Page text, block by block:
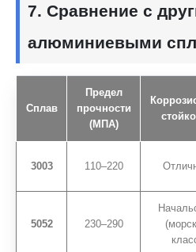
7. Сравнение с
алюминиевыми
Сплав
Предел
прочности
(МПА)
3003 110–220
5052 230–290